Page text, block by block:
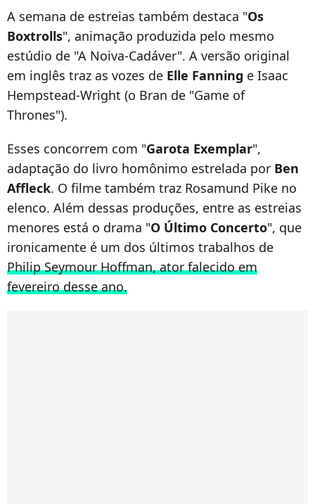
A semana de estreias também destaca "Os
Boxtrolls", animação produzida pelo mesmo
estúdio de "A Noiva-Cadáver". A versão original
em inglês traz as vozes de Elle Fanning e Isaac
Hempstead-Wright (o Bran de "Game of
Thrones").
Esses concorrem com "Garota Exemplar",
adaptação do livro homônimo estrelada por Ben
Affleck. O filme também traz Rosamund Pike no
elenco. Além dessas produções, entre as estreias
menores está o drama "O Último Concerto", que
ironicamente é um dos últimos trabalhos de
Philip Seymour Hoffman, ator falecido em
fevereiro desse ano.